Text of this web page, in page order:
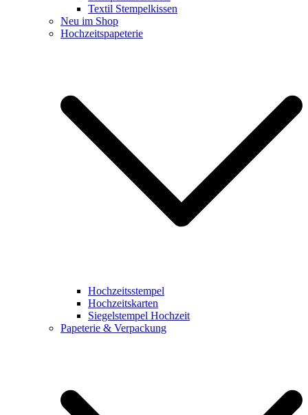
Textil Stempelkissen
Neu im Shop
Hochzeitspapeterie
Hochzeitsstempel
Hochzeitskarten
Siegelstempel Hochzeit
Papeterie & Verpackung